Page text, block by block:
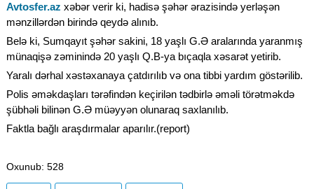
Avtosfer.az xəbər verir ki, hadisə şəhər ərazisində yerləşən
mənzillərdən birində qeydə alınıb.
Belə ki, Sumqayıt şəhər sakini, 18 yaşlı G.Ə aralarında yaranmış
münaqişə zəminində 20 yaşlı Q.B-ya bıçaqla xəsarət yetirib.
Yaralı dərhal xəstəxanaya çatdırılıb və ona tibbi yardım göstərilib.
Polis əməkdaşları tərəfindən keçirilən tədbirlə əməli törətməkdə
şübhəli bilinən G.Ə müəyyən olunaraq saxlanılıb.
Faktla bağlı araşdırmalar aparılır.(report)
Oxunub: 528